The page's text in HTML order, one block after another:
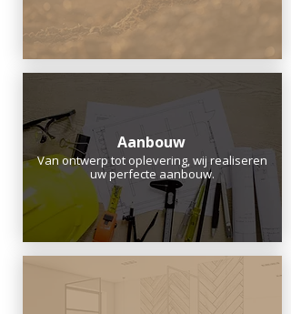
Aanbouw
Van ontwerp tot oplevering, wij realiseren
uw perfecte aanbouw.